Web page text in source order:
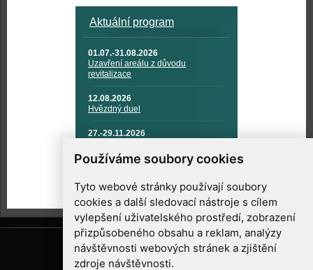
Používáme soubory cookies
Tyto webové stránky používají soubory
cookies a další sledovací nástroje s cílem
vylepšení uživatelského prostředí, zobrazení
přizpůsobeného obsahu a reklam, analýzy
návštěvnosti webových stránek a zjištění
zdroje návštěvnosti.
Aktuální program
01.07.-31.08.2026
Uzavření areálu z důvodu
revitalizace
12.08.2026
Hvězdný duel
27.-29.11.2026
TECHNIKA A KOSMICKÉ
TECHNOLOGIE